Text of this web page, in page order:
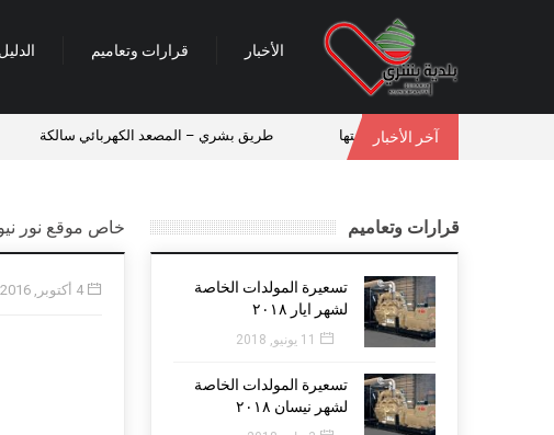
الأخبار قرارات وتعاميم
آخر الأخبار
في بشري انفاذاً لوصيتها طريق بشري – المصعد الكهربائي سالكة
خاص موقع نور
4 أكتوبر, 2016
قرارات وتعاميم
تسعيرة المولدات الخاصة
لشهر ايار ٢٠١٨
11 يونيو, 2018
تسعيرة المولدات الخاصة
لشهر نيسان ٢٠١٨